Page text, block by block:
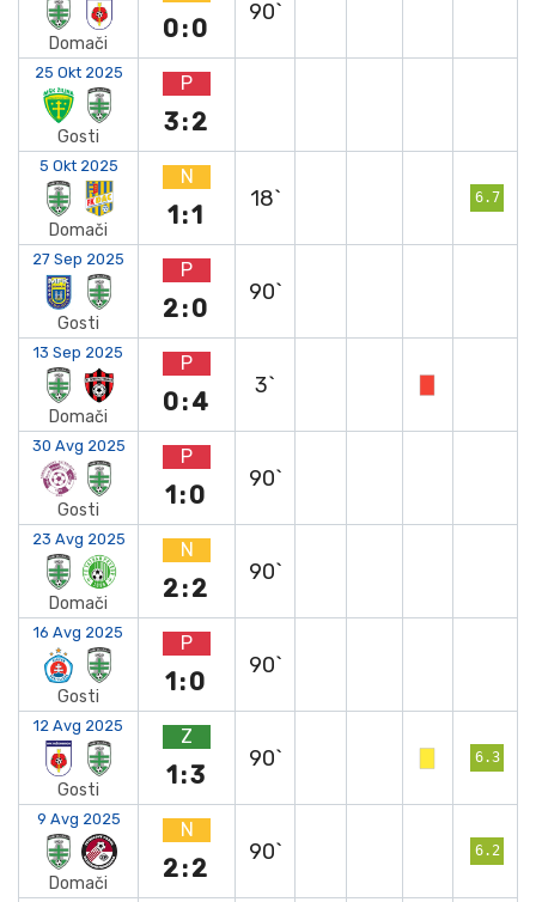
Domači
0:0
90`
25 Okt 2025
Gosti
P
3:2
5 Okt 2025
Domači
N
1:1
18` 6.7
27 Sep 2025
Gosti
P
2:0
90`
13 Sep 2025
Domači
P
0:4
3`
30 Avg 2025
Gosti
P
1:0
90`
23 Avg 2025
Domači
N
2:2
90`
16 Avg 2025
Gosti
P
1:0
90`
12 Avg 2025
Gosti
Z
1:3
90` 6.3
9 Avg 2025
Domači
N
2:2
90` 6.2